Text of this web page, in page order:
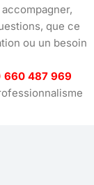
que ce
ou un besoin
660 487 969